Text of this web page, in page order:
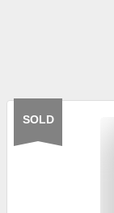
SOLD